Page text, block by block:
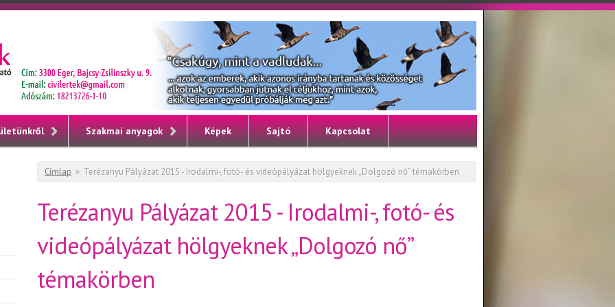
Szakmai anyagok Képek Sajtó Kapcsolat
Jelenlegi hely
Címlap » Terézanyu Pályázat 2015 - Irodalmi-, fotó- és videópályázat hölgyeknek „Dolgozó nő” témakörben
Terézanyu Pályázat 2015 - Irodalmi-, fotó- és
videópályázat hölgyeknek „Dolgozó nő”
témakörben